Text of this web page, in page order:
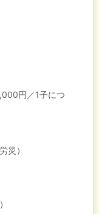
円／1子につ
災）